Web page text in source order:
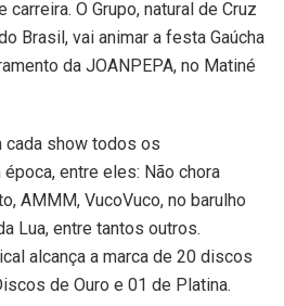
O Grupo, natural de Cruz
Brasil, vai animar a festa Gaúcha
da JOANPEPA, no Matiné
cada show todos os
entre eles: Não chora
AMMM, VucoVuco, no barulho
Lua, entre tantos outros.
alcança a marca de 20 discos
de Ouro e 01 de Platina.